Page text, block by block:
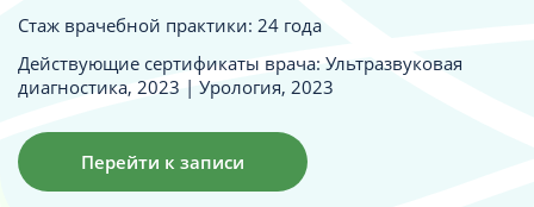
Стаж врачебной практики: 24 года
Действующие сертификаты врача: Ультразвуковая
диагностика, 2023 | Урология, 2023
Перейти к записи